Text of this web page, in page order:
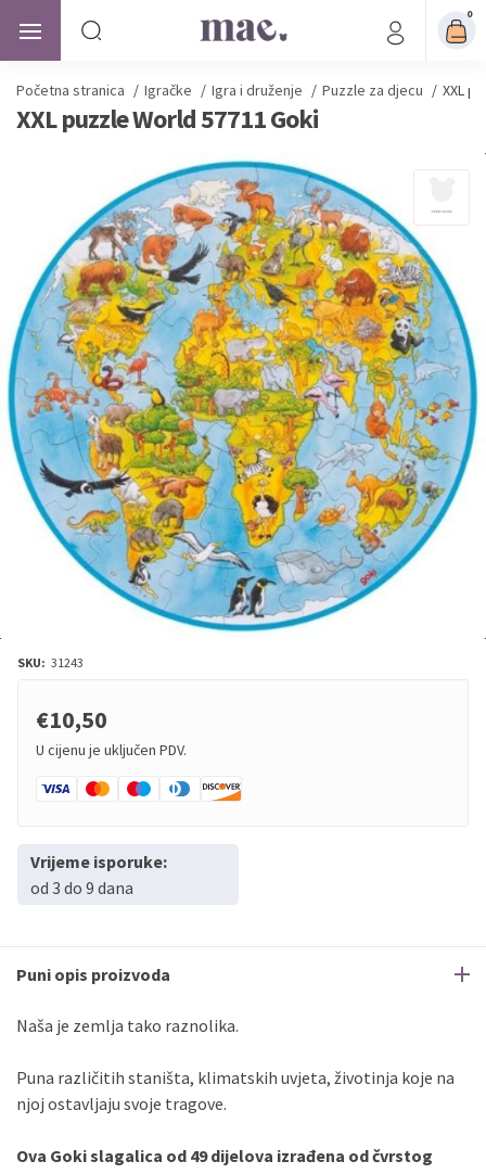
0
Početna stranica / Igračke / Igra i druženje / Puzzle za djecu / XXL
XXL puzzle World 57711 Goki
SKU: 31243
€10,50
U cijenu je uključen PDV.
Vrijeme isporuke:
od 3 do 9 dana
Puni opis proizvoda
Naša je zemlja tako raznolika.
Puna različitih staništa, klimatskih uvjeta, životinja koje na
njoj ostavljaju svoje tragove.
Ova Goki slagalica od 49 dijelova izrađena od čvrstog